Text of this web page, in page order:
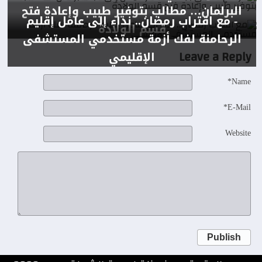
البرلمان… مطالب بتوفير طبيب وإعادة فتح
قسم الولادة
- مع اقتراب رمضان.. نداء إلى عامل إقليم
الرحامنة لفك أزمة مستخدمي المستشفى
الإقليمي
Leave a Reply
Name*
E-Mail*
Website
Publish